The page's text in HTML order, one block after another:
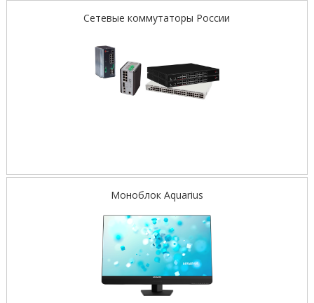
Сетевые коммутаторы России
Моноблок Aquarius